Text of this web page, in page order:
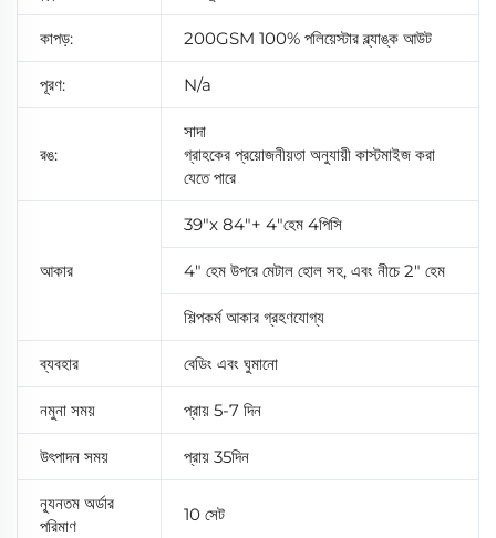
কাপড়: 200GSM 100% পলিয়েস্টার ব্ল্যাঙ্ক আউট
পূরণ: N/a
রঙ:
সাদা
গ্রাহকের প্রয়োজনীয়তা অনুযায়ী কাস্টমাইজ করা
যেতে পারে
আকার
39"x 84"+ 4"হেম 4পিসি
4" হেম উপরে মেটাল হোল সহ, এবং নীচে 2" হেম
শিল্পকর্ম আকার গ্রহণযোগ্য
ব্যবহার বেডিং এবং ঘুমানো
নমুনা সময় প্রায় 5-7 দিন
উৎপাদন সময় প্রায় 35দিন
ন্যূনতম অর্ডার
পরিমাণ
10 সেট